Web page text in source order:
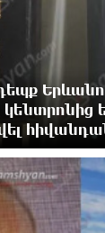
է
հետ